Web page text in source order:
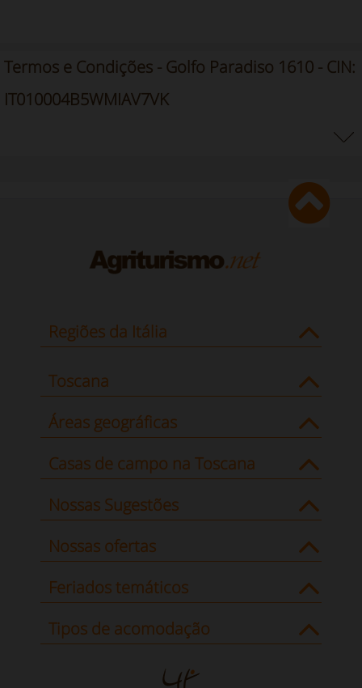
Termos e Condições - Golfo Paradiso 1610 - CIN:
IT010004B5WMIAV7VK
Regiões da Itália
Toscana
Áreas geográficas
Casas de campo na Toscana
Nossas Sugestões
Nossas ofertas
Feriados temáticos
Tipos de acomodação